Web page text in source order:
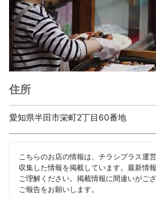
住所
愛知県半田市栄町2丁目60番地
こちらのお店の情報は、チラシプラス運
収集した情報を掲載しています。最新情
ご理解ください。掲載情報に間違いがご
ご報告をお願いします。